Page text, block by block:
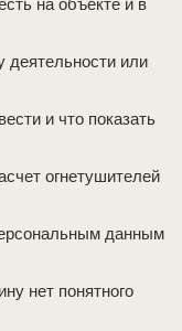
на объекте и в
деятельности или
и что показать
огнетушителей
данным
нет понятного